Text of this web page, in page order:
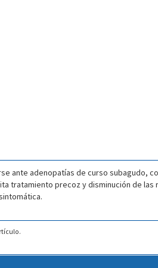
ante adenopatías de curso subagudo,
tratamiento precoz y disminución de